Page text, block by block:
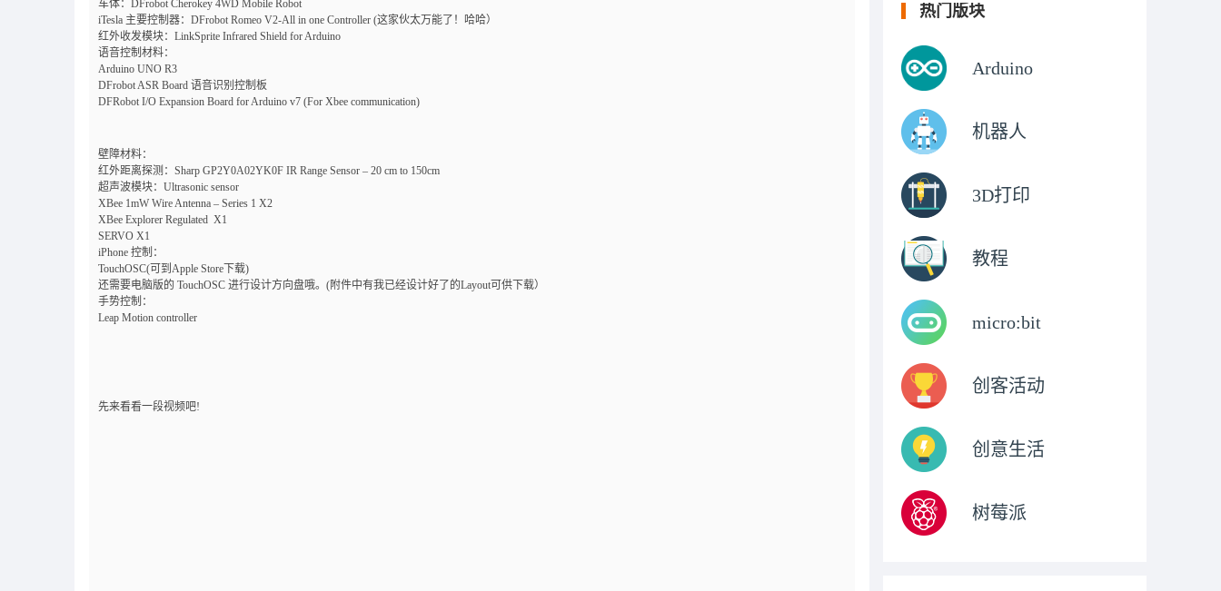
车体：DFrobot Cherokey 4WD Mobile Robot
iTesla 主要控制器：DFrobot Romeo V2-All in one Controller (这家伙太万能了！哈哈）
红外收发模块：LinkSprite Infrared Shield for Arduino
语音控制材料：
Arduino UNO R3
DFrobot ASR Board 语音识别控制板
DFRobot I/O Expansion Board for Arduino v7 (For Xbee communication)
壁障材料：
红外距离探测：Sharp GP2Y0A02YK0F IR Range Sensor – 20 cm to 150cm
超声波模块：Ultrasonic sensor
XBee 1mW Wire Antenna – Series 1 X2
XBee Explorer Regulated X1
SERVO X1
iPhone 控制：
TouchOSC(可到Apple Store下载)
还需要电脑版的 TouchOSC 进行设计方向盘哦。(附件中有我已经设计好了的Layout可供下载）
手势控制：
Leap Motion controller
先来看看一段视频吧!
热门版块
Arduino
机器人
3D打印
教程
micro:bit
创客活动
创意生活
树莓派